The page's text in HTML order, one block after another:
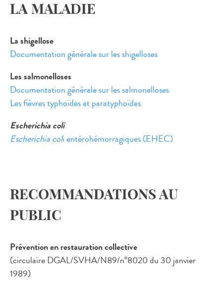
LA MALADIE
La shigellose
Documentation générale sur les shigelloses
Les salmonelloses
Documentation générale sur les salmonelloses
Les fièvres typhoïdes et paratyphoïdes
Escherichia coli
Escherichia coli entérohémorragiques (EHEC)
RECOMMANDATIONS AU
PUBLIC
Prévention en restauration collective
(circulaire DGAL/SVHA/N89/n°8020 du 30 janvier
1989)